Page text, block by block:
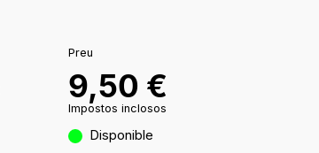
Preu
9,50 €
Impostos inclosos
Disponible